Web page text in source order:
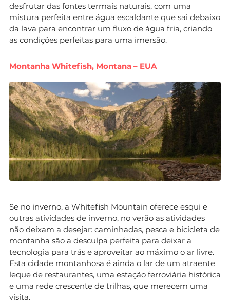
desfrutar das fontes termais naturais, com uma
mistura perfeita entre água escaldante que sai debaixo
da lava para encontrar um fluxo de água fria, criando
as condições perfeitas para uma imersão.
Montanha Whitefish, Montana – EUA
Se no inverno, a Whitefish Mountain oferece esqui e
outras atividades de inverno, no verão as atividades
não deixam a desejar: caminhadas, pesca e bicicleta de
montanha são a desculpa perfeita para deixar a
tecnologia para trás e aproveitar ao máximo o ar livre.
Esta cidade montanhosa é ainda o lar de um atraente
leque de restaurantes, uma estação ferroviária histórica
e uma rede crescente de trilhas, que merecem uma
visita.